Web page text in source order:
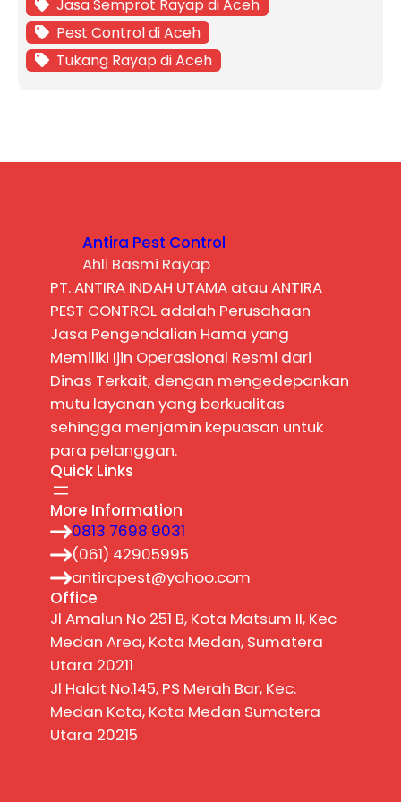
Jasa Semprot Rayap di Aceh
Pest Control di Aceh
Tukang Rayap di Aceh
Antira Pest Control
Ahli Basmi Rayap
PT. ANTIRA INDAH UTAMA atau ANTIRA
PEST CONTROL adalah Perusahaan
Jasa Pengendalian Hama yang
Memiliki Ijin Operasional Resmi dari
Dinas Terkait, dengan mengedepankan
mutu layanan yang berkualitas
sehingga menjamin kepuasan untuk
para pelanggan.
Quick Links
More Information
0813 7698 9031
(061) 42905995
antirapest@yahoo.com
Office
Jl Amalun No 251 B, Kota Matsum II, Kec
Medan Area, Kota Medan, Sumatera
Utara 20211
Jl Halat No.145, PS Merah Bar, Kec.
Medan Kota, Kota Medan Sumatera
Utara 20215